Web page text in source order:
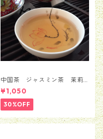
中国茶 ジャスミン茶 茉莉
花茶 銀毫インハオウ 50
ｇ
¥1,050
30%OFF